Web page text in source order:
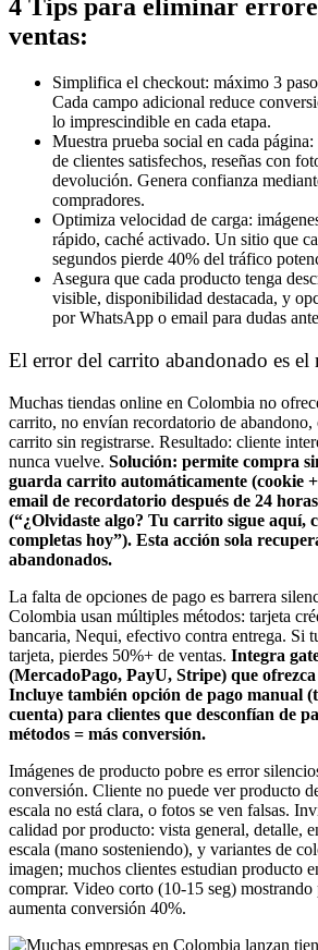
4 Tips para eliminar
ventas:
Simplifica el checkout: máximo 3
Cada campo adicional reduce
lo imprescindible en cada etapa.
Muestra prueba social en cada
de clientes satisfechos, reseñas con
devolución. Genera confianza
compradores.
Optimiza velocidad de carga:
rápido, caché activado. Un sitio que
segundos pierde 40% del tráfico
Asegura que cada producto tenga
visible, disponibilidad destacada, y
por WhatsApp o email para dudas
El error del carrito abandonado es el
Muchas tiendas online en Colombia no
carrito, no envían recordatorio de
carrito sin registrarse. Resultado: cliente
nunca vuelve. Solución: permite compra
guarda carrito automáticamente (cookie
email de recordatorio después de 24
(“¿Olvidaste algo? Tu carrito sigue aquí,
completas hoy”). Esta acción sola
abandonados.
La falta de opciones de pago es barrera
Colombia usan múltiples métodos: tarjeta
bancaria, Nequi, efectivo contra entrega. Si
tarjeta, pierdes 50%+ de ventas. Integra
(MercadoPago, PayU, Stripe) que
Incluye también opción de pago manual
cuenta) para clientes que desconfían de
métodos = más conversión.
Imágenes de producto pobre es error
conversión. Cliente no puede ver producto
escala no está clara, o fotos se ven falsas.
calidad por producto: vista general, detalle,
escala (mano sosteniendo), y variantes de
imagen; muchos clientes estudian producto
comprar. Video corto (10-15 seg) mostrando
aumenta conversión 40%.